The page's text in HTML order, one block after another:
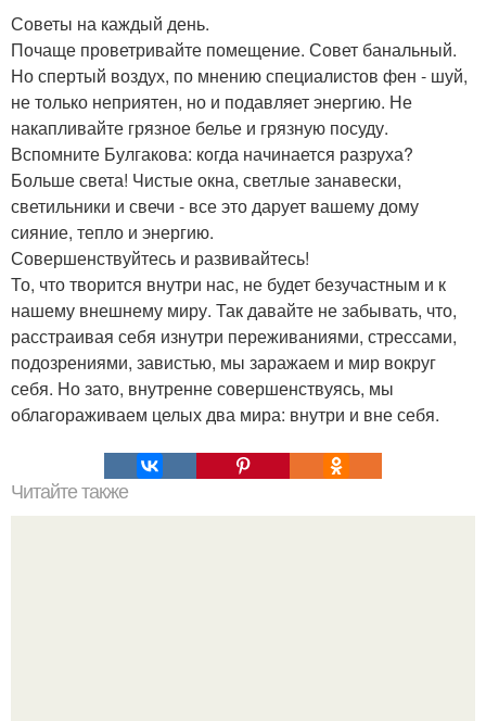
Советы на каждый день.
Почаще проветривайте помещение. Совет банальный.
Но спертый воздух, по мнению специалистов фен - шуй,
не только неприятен, но и подавляет энергию. Не
накапливайте грязное белье и грязную посуду.
Вспомните Булгакова: когда начинается разруха?
Больше света! Чистые окна, светлые занавески,
светильники и свечи - все это дарует вашему дому
сияние, тепло и энергию.
Совершенствуйтесь и развивайтесь!
То, что творится внутри нас, не будет безучастным и к
нашему внешнему миру. Так давайте не забывать, что,
расстраивая себя изнутри переживаниями, стрессами,
подозрениями, завистью, мы заражаем и мир вокруг
себя. Но зато, внутренне совершенствуясь, мы
облагораживаем целых два мира: внутри и вне себя.
Читайте также